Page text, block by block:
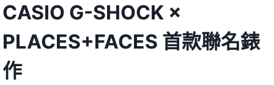
CASIO G-SHOCK ×
PLACES+FACES 首款聯名錶
作